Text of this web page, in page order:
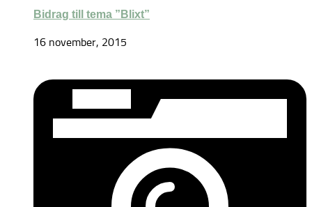
Bidrag till tema ”Blixt”
16 november, 2015